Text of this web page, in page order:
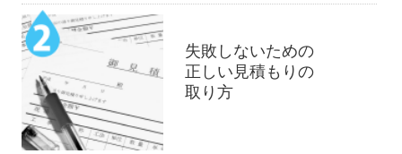
失敗しないための
正しい見積もりの
取り方